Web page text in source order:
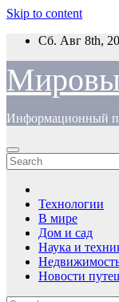
Skip to content
Сб. Авг 8th,
Информационный
Технологии
В мире
Дом и сад
Наука и
Новости